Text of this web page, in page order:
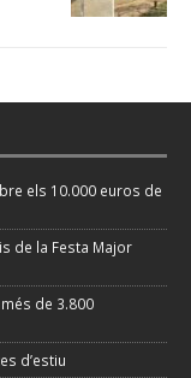
els 10.000 euros de
de la Festa Major
més de 3.800
d’estiu